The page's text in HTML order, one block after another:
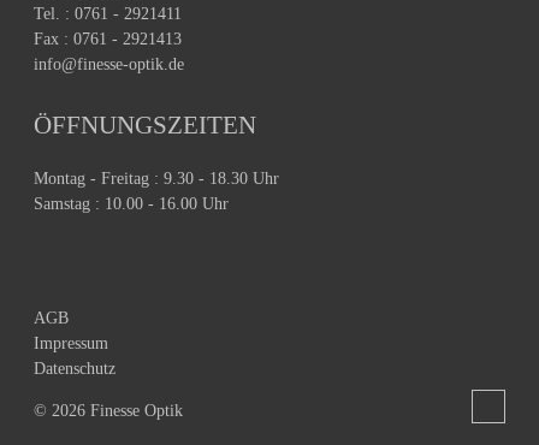
Tel. : 0761 - 2921411
Fax : 0761 - 2921413
info@finesse-optik.de
ÖFFNUNGSZEITEN
Montag - Freitag : 9.30 - 18.30 Uhr
Samstag : 10.00 - 16.00 Uhr
AGB
Impressum
Datenschutz
© 2026 Finesse Optik